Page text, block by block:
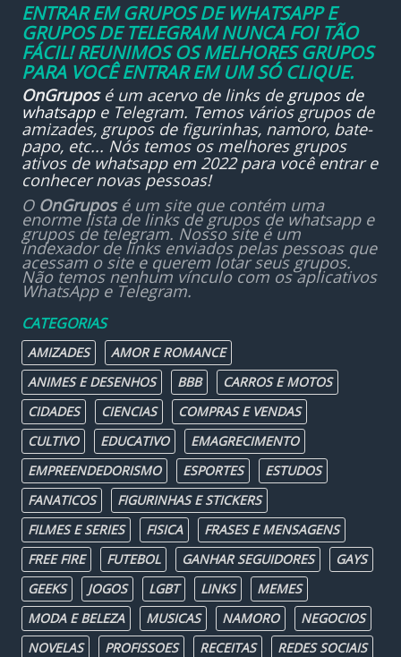
ENTRAR EM GRUPOS DE WHATSAPP E
GRUPOS DE TELEGRAM NUNCA FOI TÃO
FÁCIL! REUNIMOS OS MELHORES GRUPOS
PARA VOCÊ ENTRAR EM UM SÓ CLIQUE.
OnGruposé um acervo de links de grupos de
whatsappe Telegram. Temos vários grupos de
amizades, grupos de figurinhas, namoro, bate-
papo, etc... Nós temos os melhores grupos
ativos de whatsapp em 2022 para você entrar e
conhecer novas pessoas!
O OnGruposé um site que contém uma
enorme lista de links de grupos de whatsapp e
grupos de telegram. Nosso site é um
indexador de links enviados pelas pessoas que
acessam o site e querem lotar seus grupos.
Não temos nenhum vínculo com os aplicativos
WhatsApp e Telegram.
CATEGORIAS
AMIZADES
AMOR E ROMANCE
ANIMES E DESENHOS
BBB
CARROS E MOTOS
CIDADES
CIENCIAS
COMPRAS E VENDAS
CULTIVO
EDUCATIVO
EMAGRECIMENTO
EMPREENDEDORISMO
ESPORTES
ESTUDOS
FANATICOS
FIGURINHAS E STICKERS
FILMES E SERIES
FISICA
FRASES E MENSAGENS
FREE FIRE
FUTEBOL GANHAR SEGUIDORES
GAYS
GEEKS
JOGOS LGBT LINKS
MEMES
MODA E BELEZA
MUSICAS NAMORO
NEGOCIOS
NOVELAS
PROFISSOES RECEITAS
REDES SOCIAIS